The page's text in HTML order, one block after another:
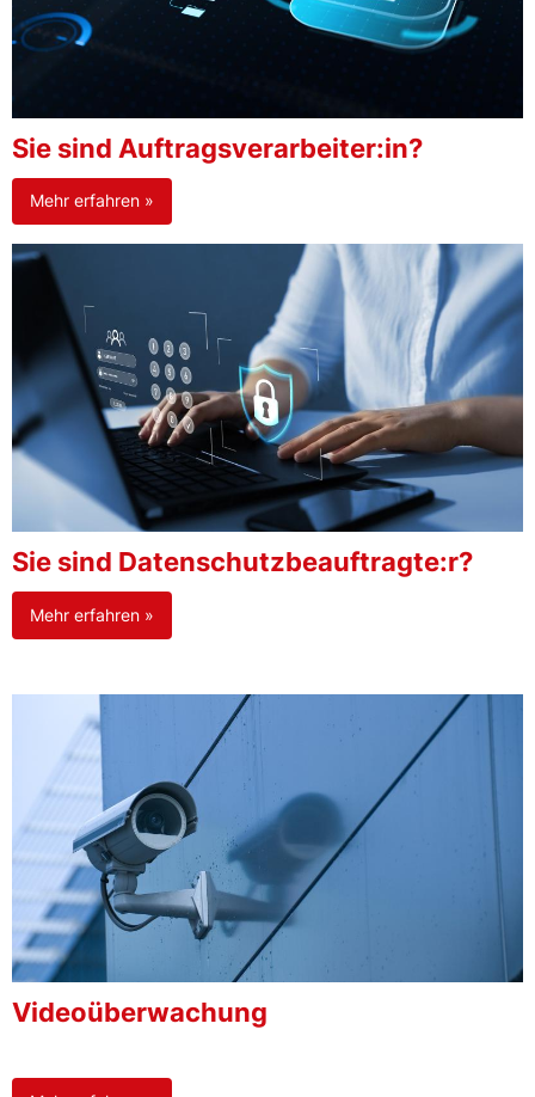
Sie sind Auftragsverarbeiter:in?
Mehr erfahren »
Sie sind Datenschutzbeauftragte:r?
Mehr erfahren »
Videoüberwachung